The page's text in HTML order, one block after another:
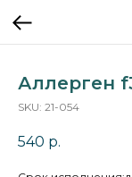
Аллерген
SKU: 21-054
540 р.